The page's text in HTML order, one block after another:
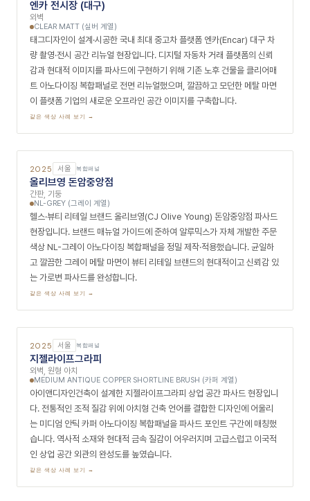
2025
들안예술마을 큰집
외벽
CLEAR MATT (실버 계열)
서로아키텍츠가 설계를 담당한 대구 들안예술마을 커뮤니티 거점 건물 리
모델링 파사드 현장입니다. 예술인 마을의 중심 공간으로서 개방적이고 현
대적인 외관으로 재탄생하기 위해 클리어매트 아노다이징 복합패널을 외장
2025 서울
무신사 메가스토어
외벽
BLACK MATT LONGLINE BRUSH (블랙 계열)
디엠피건축이 설계를 총괄한 성수동 무신사 메가스토어 대형 파사드 현장
입니다. 국내 최대 패션 플랫폼의 메인 오프라인 거점에 걸맞은 강렬한 존
재감을 위해, 블랙 매트 롱라인 브러시 아노다이징 복합패널을 주 마감재로
2025
무신사 스탠다드 홍대 리뉴얼
외벽
PEWTER (그레이 계열)
무신사 스탠다드의 발원지인 홍대 1호점을 전면 리뉴얼한 특별한 파사드
현장입니다. 브랜드의 성장과 진화를 외관에 가시화하기 위해 기존의 실버